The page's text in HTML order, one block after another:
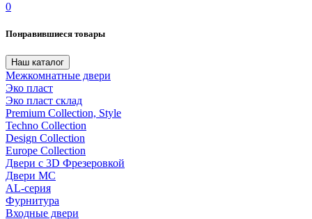
0
Понравившиеся товары
Наш каталог
Межкомнатные двери
Эко пласт
Эко пласт склад
Premium Collection, Style
Techno Collection
Design Collection
Europe Collection
Двери с 3D Фрезеровкой
Двери МС
AL-серия
Фурнитура
Входные двери